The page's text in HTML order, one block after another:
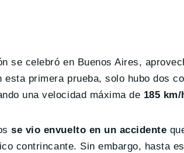
se celebró en Buenos Aires,
esta primera prueba, solo hubo dos
una velocidad máxima de 185 km/
se vio envuelto en un accidente
contrincante. Sin embargo, hasta